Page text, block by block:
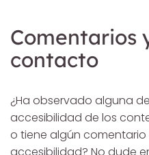
Comentarios
contacto
¿Ha observado alguna
accesibilidad de los
o tiene algún